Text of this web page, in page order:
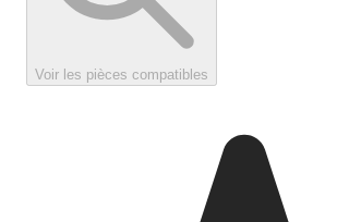
Voir les pièces compatibles